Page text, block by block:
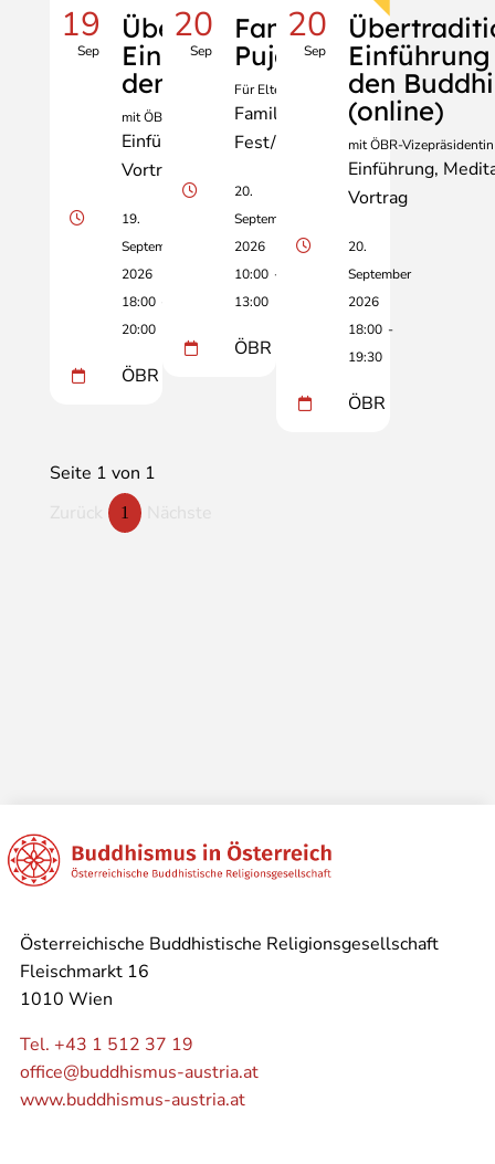
19
Sep
Übertraditionelle
Einführung in
den Buddhismus
mit ÖBR-Vizepräsidentin Erika Erber
Einführung
Meditation
Vortrag
19.
September
2026
18:00
20:00
ÖBR
20
Sep
Familien-
Puja
Für Eltern und Kinder
Familie
Fest/Zeremonie
20.
September
2026
10:00 -
13:00
ÖBR
20
Sep
den
(online)
mit ÖBR-
Einführung
Vortrag
20.
September
2026
18:00 -
19:30
ÖBR
Seite 1 von 1
1
Österreichische Buddhistische Religionsgesellschaft
Fleischmarkt 16
1010 Wien
Tel. +43 1 512 37 19
office@buddhismus-austria.at
www.buddhismus-austria.at